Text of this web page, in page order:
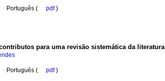
· Português ( pdf)
para uma revisão sistemática da literatura
· Português ( pdf)